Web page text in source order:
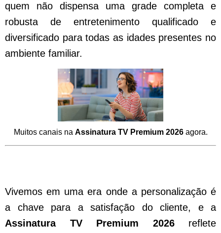
quem não dispensa uma grade completa e
robusta de entretenimento qualificado e
diversificado para todas as idades presentes no
ambiente familiar.
Muitos canais na Assinatura TV Premium 2026agora.
Vivemos em uma era onde a personalização é
a chave para a satisfação do cliente, e a
Assinatura TV Premium 2026reflete